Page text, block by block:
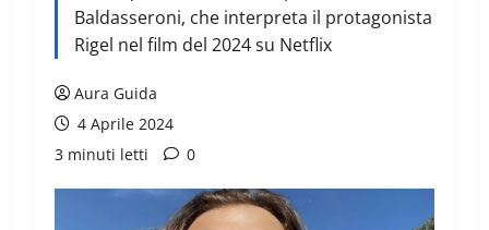
Baldasseroni, che interpreta il protagonista
Rigel nel film del 2024 su Netflix
Aura Guida
4 Aprile 2024
3 minuti letti
0